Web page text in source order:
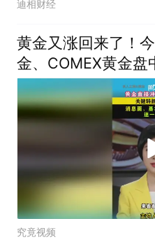
迪相财经
黄金又涨回来了！
金、COMEX黄金
元！
究竟视频